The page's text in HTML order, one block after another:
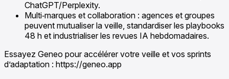
ChatGPT/Perplexity.
Multi‑marques et collaboration : agences et groupes
peuvent mutualiser la veille, standardiser les playbooks
48 h et industrialiser les revues IA hebdomadaires.
Essayez Geneo pour accélérer votre veille et vos sprints
d’adaptation : https://geneo.app